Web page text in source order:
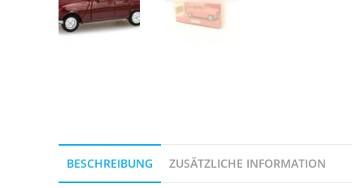
BESCHREIBUNG ZUSÄTZLICHE INFORMATION